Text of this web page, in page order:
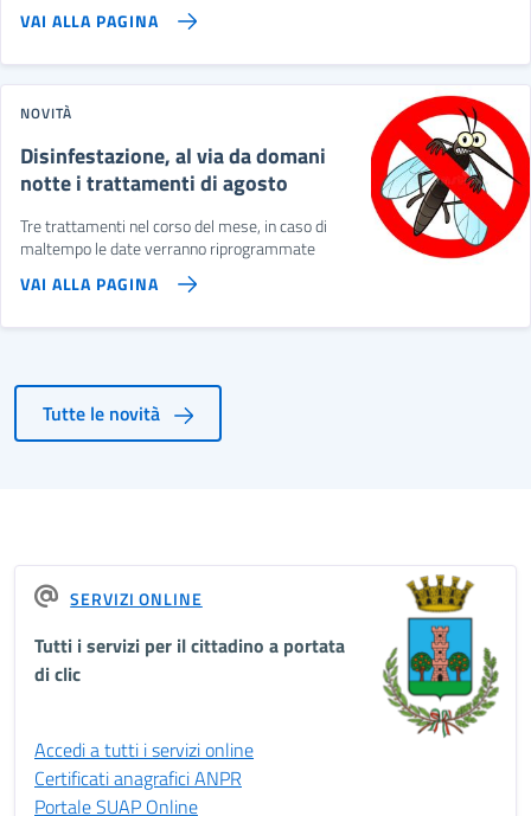
VAI ALLA PAGINA
NOVITÀ
Disinfestazione, al via da domani
notte i trattamenti di agosto
Tre trattamenti nel corso del mese, in caso di
maltempo le date verranno riprogrammate
VAI ALLA PAGINA
Tutte le novità
SERVIZI ONLINE
Tutti i servizi per il cittadino a portata
di clic
Accedi a tutti i servizi online
Certificati anagrafici ANPR
Portale SUAP Online